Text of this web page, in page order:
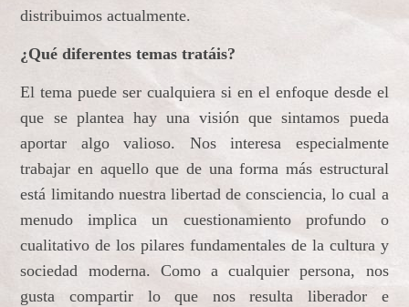
distribuimos actualmente.
¿Qué diferentes temas tratáis?
El tema puede ser cualquiera si en el enfoque desde el
que se plantea hay una visión que sintamos pueda
aportar algo valioso. Nos interesa especialmente
trabajar en aquello que de una forma más estructural
está limitando nuestra libertad de consciencia, lo cual a
menudo implica un cuestionamiento profundo o
cualitativo de los pilares fundamentales de la cultura y
sociedad moderna. Como a cualquier persona, nos
gusta compartir lo que nos resulta liberador e